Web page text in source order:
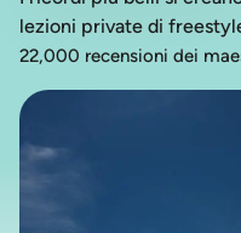
lezioni private di
22,000 recensioni dei